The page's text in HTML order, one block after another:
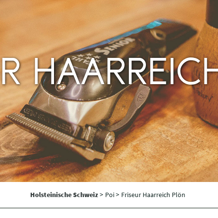
Holsteinische Schweiz> Poi > Friseur Haarreich Plön